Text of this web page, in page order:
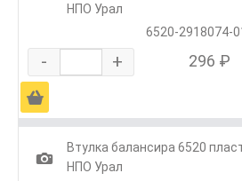
НПО Урал
6520-2918074-
- + 296 ₽
Ä
1
Втулка балансира 6520
НПО Урал